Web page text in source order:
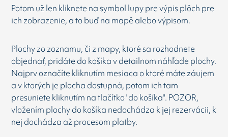
Potom už len kliknete na symbol lupy pre výpis plôch pre
ich zobrazenie, a to buď na mapě alebo výpisom.
Plochy zo zoznamu, či z mapy, ktoré sa rozhodnete
objednať, pridáte do košíka v detailnom náhľade plochy.
Najprv označíte kliknutím mesiaca o ktoré máte záujem
a v ktorých je plocha dostupná, potom ich tam
presuniete kliknutím na tlačítko "do košíka". POZOR,
vložením plochy do košíka nedochádza k jej rezervácii, k
nej dochádza až procesom platby.